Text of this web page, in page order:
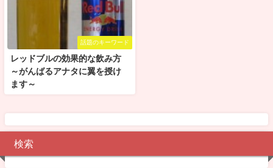
話題のキーワード
レッドブルの効果的な飲み方
～がんばるアナタに翼を授け
ます～
検索